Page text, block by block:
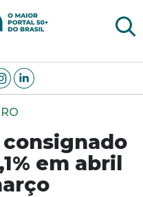
Viva Notícias
consignado
em abril